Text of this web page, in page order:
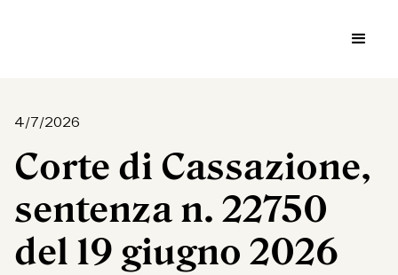
4/7/2026
Corte di Cassazione,
sentenza n. 22750
del 19 giugno 2026